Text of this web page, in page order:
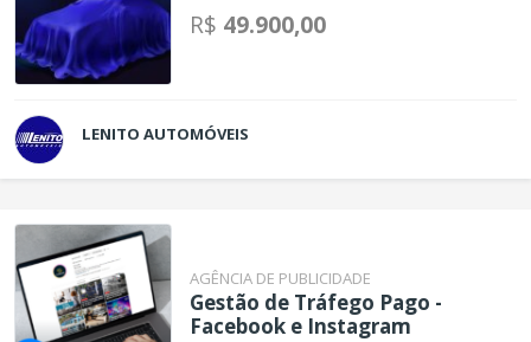
R$ 49.900,00
LENITO AUTOMÓVEIS
AGÊNCIA DE PUBLICIDADE
Gestão de Tráfego Pago -
Facebook e Instagram